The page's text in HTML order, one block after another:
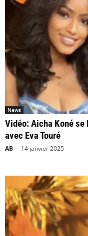
News
Vidéo: Aicha Koné
avec Eva Touré
AB - 14 janvier 2025